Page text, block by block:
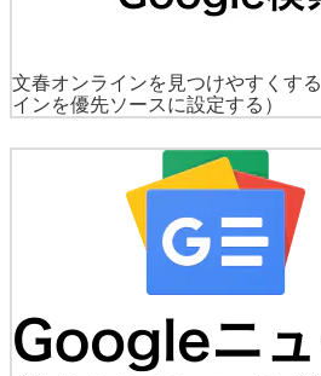
文春オンラインを見つけやすくする
インを優先ソースに設定する）